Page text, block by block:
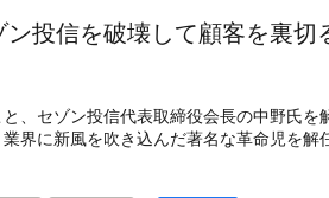
投信を破壊して顧客を裏切
、セゾン投信代表取締役会長の中野氏を
界に新風を吹き込んだ著名な革命児を解